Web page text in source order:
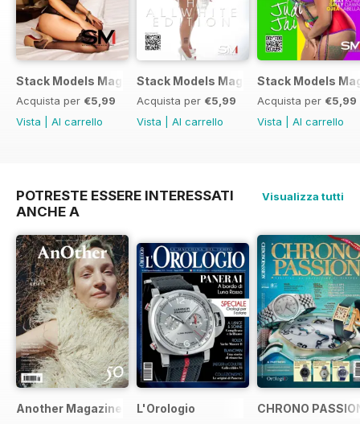
Stack Models Magazine Issue 11
Acquista per €5,99
Vista
Al carrello
Stack Models Magazine Issue 10
Acquista per €5,99
Vista
Al carrello
Stack Models
Acquista per €5,99
Vista
Al carrello
POTRESTE ESSERE INTERESSATI
ANCHE A
Visualizza tutti
Another Magazine L'Orologio CHRONO